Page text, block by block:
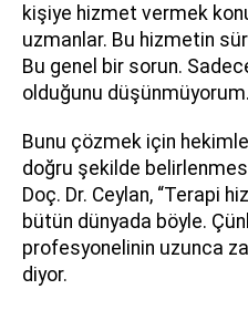
kişiye hizmet vermek
uzmanlar. Bu hizmetin
Bu genel bir sorun.
olduğunu
Bunu çözmek için
doğru şekilde
Doç. Dr. Ceylan, “Terapi
bütün dünyada böyle.
profesyonelinin uzunca
diyor.